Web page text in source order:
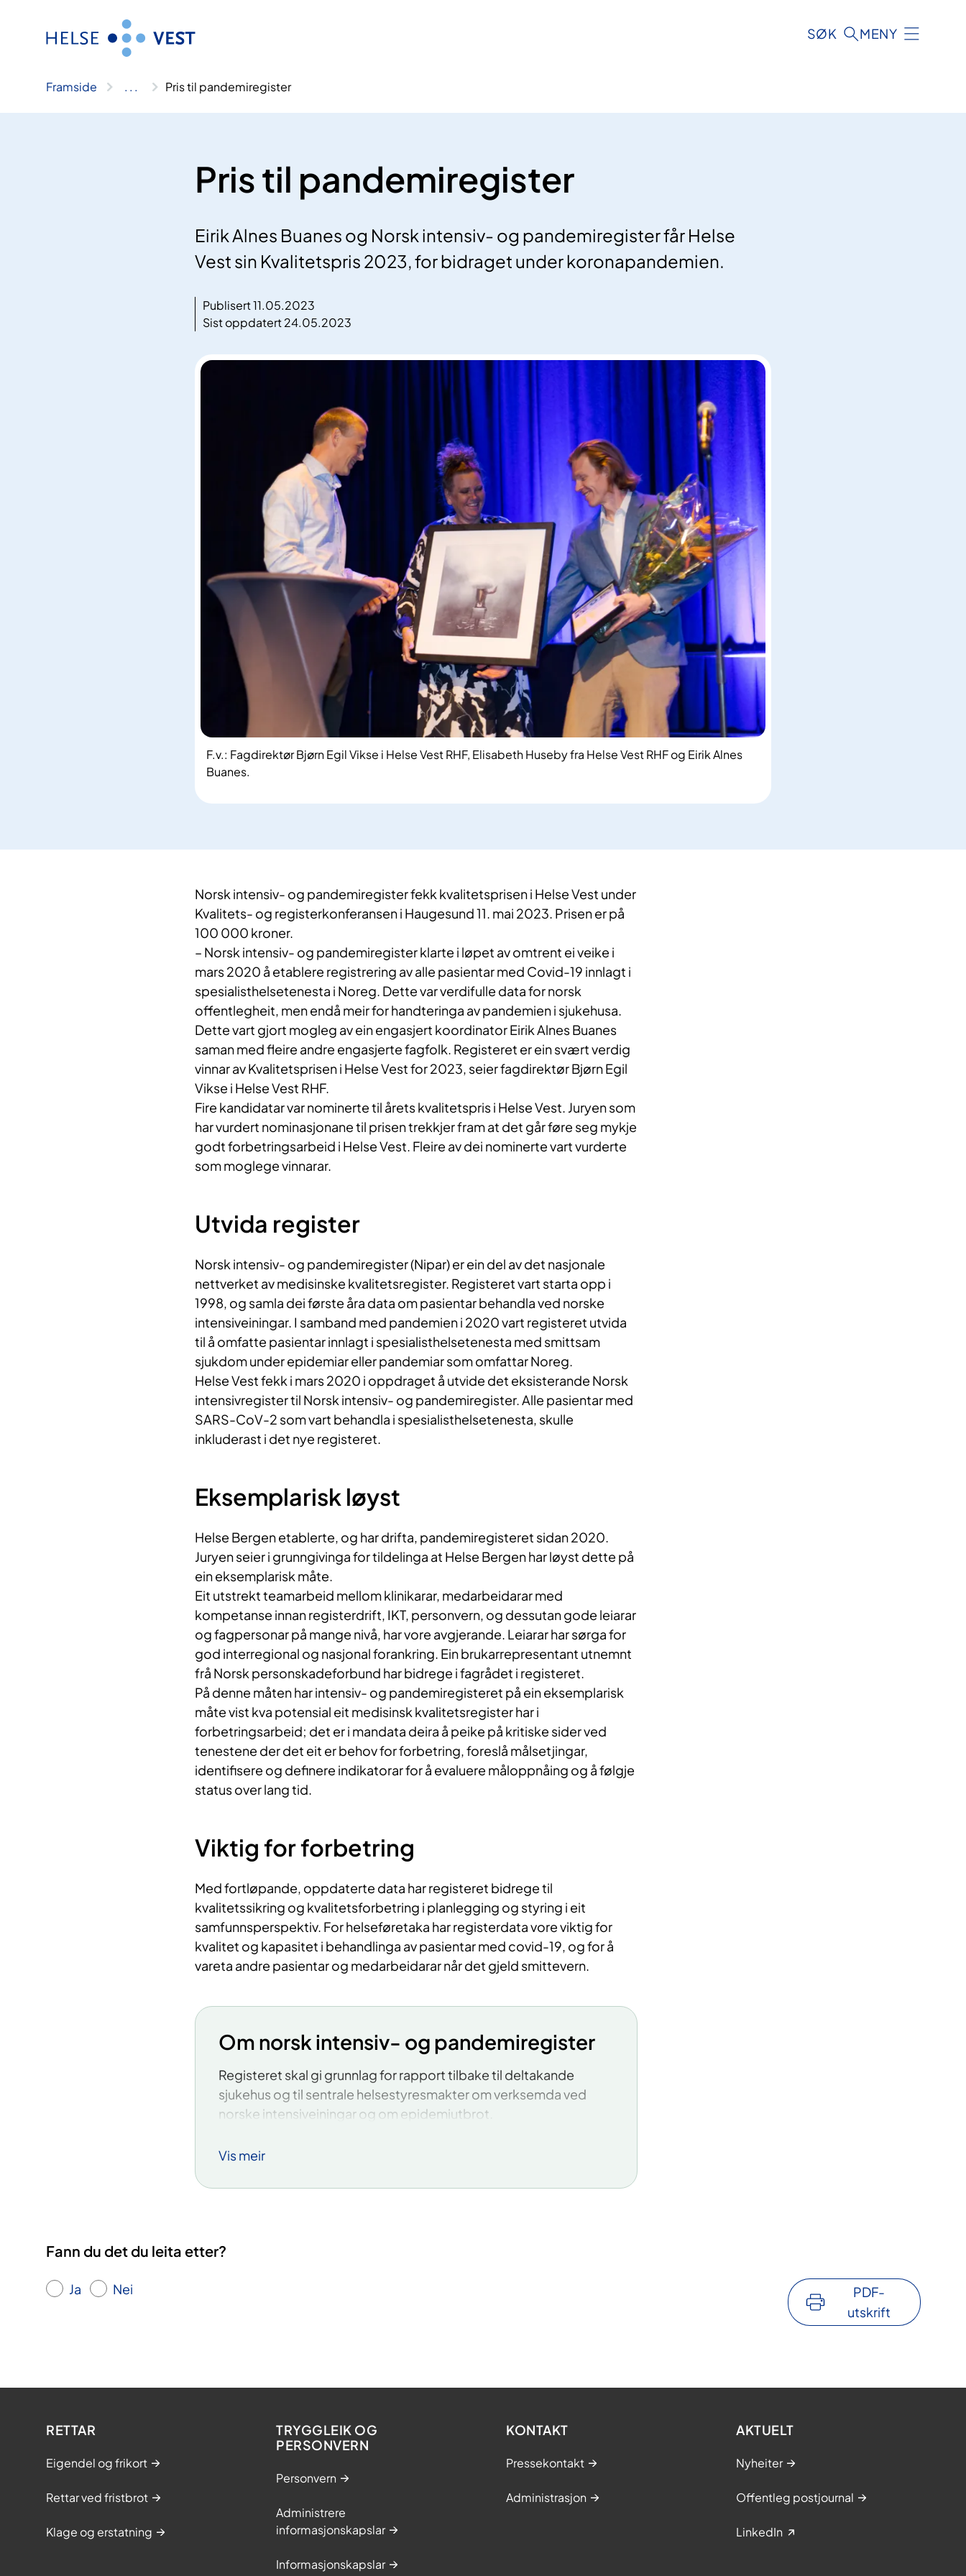
SØK MENY
Framside .. . Pris til pandemiregister
Pris til pandemiregister
Eirik Alnes Buanes og Norsk intensiv- og pandemiregister får Helse
Vest sin Kvalitetspris 2023, for bidraget under koronapandemien.
Publisert 11.05.2023
Sist oppdatert 24.05.2023
F.v.: Fagdirektør Bjørn Egil Vikse i Helse Vest RHF, Elisabeth Huseby fra Helse Vest RHF og Eirik Alnes
Buanes.
​Norsk intensiv- og pandemiregister fekk kvalitetsprisen i Helse Vest under
Kvalitets- og registerkonferansen i Haugesund 11. mai 2023. Prisen er på
100 000 kroner.
– Norsk intensiv- og pandemiregister klarte i løpet av omtrent ei veike i
mars 2020 å etablere registrering av alle pasientar med Covid-19 innlagt i
spesialisthelsetenesta i Noreg. Dette var verdifulle data for norsk
offentlegheit, men endå meir for handteringa av pandemien i sjukehusa.
Dette vart gjort mogleg av ein engasjert koordinator Eirik Alnes Buanes
saman med fleire andre engasjerte fagfolk. Registeret er ein svært verdig
vinnar av Kvalitetsprisen i Helse Vest for 2023, seier fagdirektør Bjørn Egil
Vikse i Helse Vest RHF.
Fire kandidatar var nominerte til årets kvalitetspris i Helse Vest. Juryen som
har vurdert nominasjonane til prisen trekkjer fram at det går føre seg mykje
godt forbetringsarbeid i Helse Vest. Fleire av dei nominerte vart vurderte
som moglege vinnarar.
Utvida register
Norsk intensiv- og pandemiregister (Nipar) er ein del av det nasjonale
nettverket av medisinske kvalitetsregister. Registeret vart starta opp i
1998, og samla dei første åra data om pasientar behandla ved norske
intensiveiningar. I samband med pandemien i 2020 vart registeret utvida
til å omfatte pasientar innlagt i spesialisthelsetenesta med smittsam
sjukdom under epidemiar eller pandemiar som omfattar Noreg.​
Helse Vest fekk i mars 2020 i oppdraget å utvide det eksisterande Norsk
intensivregister til Norsk intensiv- og pandemiregister. Alle pasientar med
SARS-CoV-2 som vart behandla i spesialisthelsetenesta, skulle
inkluderast i det nye registeret.
Eksemplarisk løyst
Helse Bergen etablerte, og har drifta, pandemiregisteret sidan 2020.
Juryen seier i grunngivinga for tildelinga at Helse Bergen har løyst dette på
ein eksemplarisk måte.
Eit utstrekt teamarbeid mellom klinikarar, medarbeidarar med
kompetanse innan registerdrift, IKT, personvern, og dessutan gode leiarar
og fagpersonar på mange nivå, har vore avgjerande. Leiarar har sørga for
god interregional og nasjonal forankring. Ein brukarrepresentant utnemnt
frå Norsk personskadeforbund har bidrege i fagrådet i registeret.
På denne måten har intensiv- og pandemiregisteret på ein eksemplarisk
måte vist kva potensial eit medisinsk kvalitetsregister har i
forbetringsarbeid; det er i mandata deira å peike på kritiske sider ved
tenestene der det eit er behov for forbetring, foreslå målsetjingar,
identifisere og definere indikatorar for å evaluere måloppnåing og å følgje
status over lang tid.
Viktig for forbetring
Med fortløpande, oppdaterte data har registeret bidrege til
kvalitetssikring og kvalitetsforbetring i planlegging og styring i eit
samfunnsperspektiv. For helseføretaka har registerdata vore viktig for
kvalitet og kapasitet i behandlinga av pasientar med covid-19, og for å
vareta andre pasientar og medarbeidarar når det gjeld smittevern.
Om norsk intensiv- og pandemiregister​
Registeret skal gi grunnlag for rapport tilbake til deltakande
sjukehus og til sentrale helsestyresmakter om verksemda ved
norske intensiveiningar og om epidemiutbrot.
verksemda i norske intensiveiningar og for verksemd knytt til
Vis meir
Fann du det du leita etter?
Ja Nei
PDF-
utskrift
RETTAR
Eigendel og frikort
Rettar ved fristbrot
Klage og erstatning
TRYGGLEIK OG
PERSONVERN
Personvern
Administrere
informasjonskapslar
Informasjonskapslar
KONTAKT
Pressekontakt
Administrasjon
AKTUELT
Nyheiter
Offentleg postjournal
LinkedIn